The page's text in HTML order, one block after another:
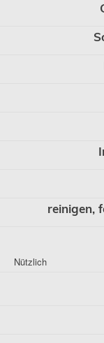
reinigen,
Nützlich